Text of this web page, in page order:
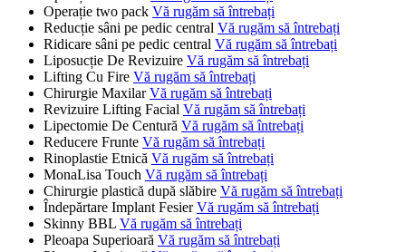
Operație two pack Vă rugăm să întrebați
Reducție sâni pe pedic central Vă rugăm să întrebați
Ridicare sâni pe pedic central Vă rugăm să întrebați
Liposucție De Revizuire Vă rugăm să întrebați
Lifting Cu Fire Vă rugăm să întrebați
Chirurgie Maxilar Vă rugăm să întrebați
Revizuire Lifting Facial Vă rugăm să întrebați
Lipectomie De Centură Vă rugăm să întrebați
Reducere Frunte Vă rugăm să întrebați
Rinoplastie Etnică Vă rugăm să întrebați
MonaLisa Touch Vă rugăm să întrebați
Chirurgie plastică după slăbire Vă rugăm să întrebați
Îndepărtare Implant Fesier Vă rugăm să întrebați
Skinny BBL Vă rugăm să întrebați
Pleoapa Superioară Vă rugăm să întrebați